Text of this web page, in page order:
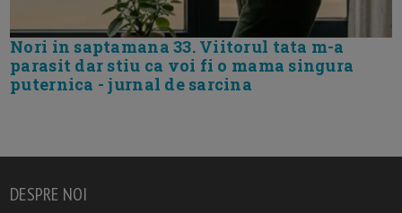
Nori in saptamana 33. Viitorul tata m-a
parasit dar stiu ca voi fi o mama singura
puternica - jurnal de sarcina
DESPRE NOI